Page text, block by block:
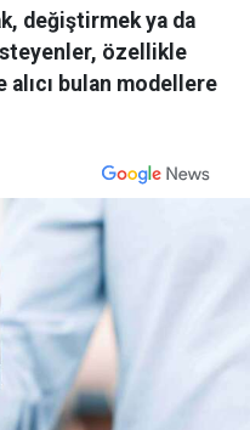
değiştirmek ya da
özellikle
alıcı bulan modellere